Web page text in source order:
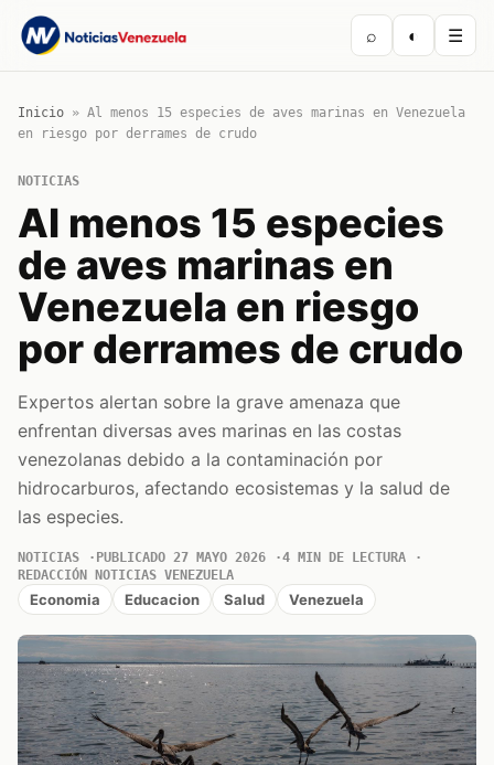
⌕ ◐ ☰
Inicio » Al menos 15 especies de aves marinas en Venezuela
en riesgo por derrames de crudo
NOTICIAS
Al menos 15 especies
de aves marinas en
Venezuela en riesgo
por derrames de crudo
Expertos alertan sobre la grave amenaza que
enfrentan diversas aves marinas en las costas
venezolanas debido a la contaminación por
hidrocarburos, afectando ecosistemas y la salud de
las especies.
NOTICIAS PUBLICADO 27 MAYO 2026
4 MIN DE LECTURA
REDACCIÓN NOTICIAS VENEZUELA
Economia Educacion Salud Venezuela